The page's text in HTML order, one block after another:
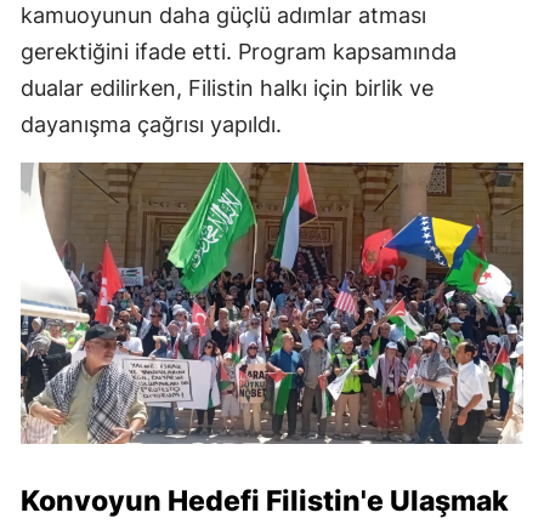
kamuoyunun daha güçlü adımlar atması
gerektiğini ifade etti. Program kapsamında
dualar edilirken, Filistin halkı için birlik ve
dayanışma çağrısı yapıldı.
Konvoyun Hedefi Filistin'e Ulaşmak